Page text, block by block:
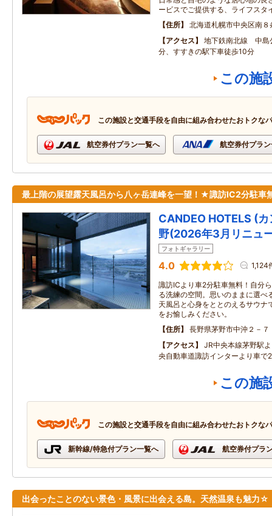
ービスでご提供する、ライフスタ
住所
北海道札幌市中央区南
アクセス
地下鉄南北線 中島
分、すすきの駅下車徒歩10分
この施
この施設と交通手段を自由に組み合わせたおトクな
航空券付プラン一覧へ 航空券付プラ
最上階の展望露天風呂から八ヶ岳連峰を一望！★諏訪IC2分駐車
CANDEO HOTELS (
野(2026年3月リニュ
フォトギャラリー
4.0 1,124
諏訪ICより車2分駐車無料！自分
る洗練の空間。思いのままに選べ
天風呂と心身をととのえるサウナ
をお愉しみください。
住所
長野県茅野市中沖２－７
アクセス
JR中央本線茅野駅
央自動車道諏訪インターより車で
この施
この施設と交通手段を自由に組み合わせたおトクな
新幹線/特急付プラン一覧へ 航空券付プラ
出会ったことのない景色・風景に出会える島。天然温泉も魅力☆